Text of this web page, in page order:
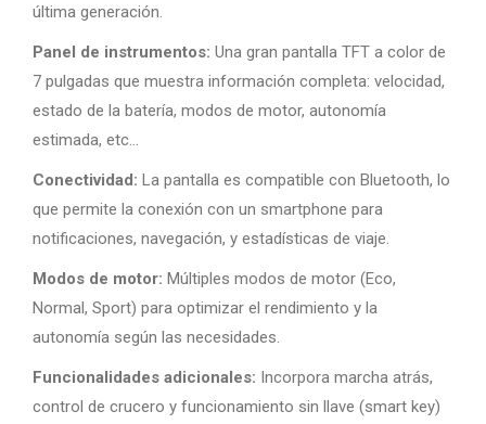
última generación.
Panel de instrumentos: Una gran pantalla TFT a color de
7 pulgadas que muestra información completa: velocidad,
estado de la batería, modos de motor, autonomía
estimada, etc…
Conectividad: La pantalla es compatible con Bluetooth, lo
que permite la conexión con un smartphone para
notificaciones, navegación, y estadísticas de viaje.
Modos de motor: Múltiples modos de motor (Eco,
Normal, Sport) para optimizar el rendimiento y la
autonomía según las necesidades.
Funcionalidades adicionales: Incorpora marcha atrás,
control de crucero y funcionamiento sin llave (smart key)